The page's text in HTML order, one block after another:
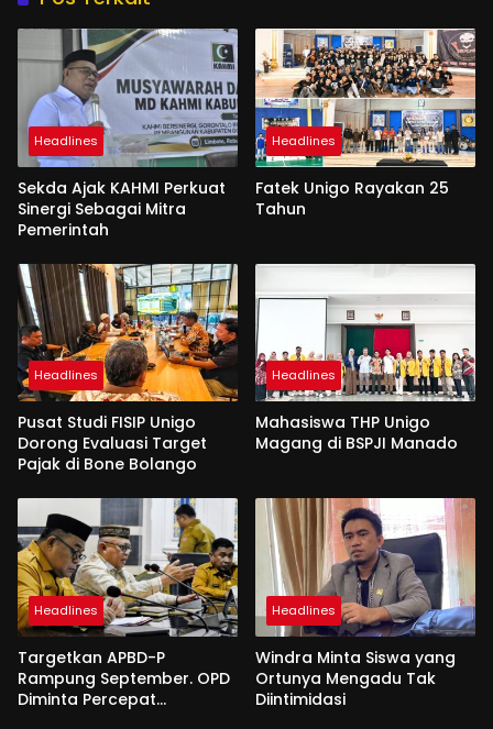
Headlines
Sekda Ajak KAHMI Perkuat
Sinergi Sebagai Mitra
Pemerintah
Headlines
Fatek Unigo Rayakan 25
Tahun
Headlines
Pusat Studi FISIP Unigo
Dorong Evaluasi Target
Pajak di Bone Bolango
Headlines
Mahasiswa THP Unigo
Magang di BSPJI Manado
Headlines
Targetkan APBD-P
Rampung September. OPD
Diminta Percepat
Headlines
Windra Minta Siswa yang
Ortunya Mengadu Tak
Diintimidasi